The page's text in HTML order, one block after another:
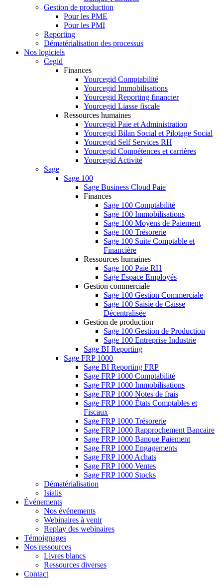
Gestion de production
Pour les PME
Pour les PMI
Reporting
Dématérialisation des processus
Nos logiciels
Cegid
Finances
Yourcegid Comptabilité
Yourcegid Immobilisations
Yourcegid Reporting financier
Yourcegid Liasse fiscale
Ressources humaines
Yourcegid Paie et Administration
Yourcegid Bilan Social et Pilotage Social
Yourcegid Self Services RH
Yourcegid Compétences et carrières
Yourcegid Activité
Sage
Sage 100
Sage Business Cloud Paie
Finances
Sage 100 Comptabilité
Sage 100 Immobilisations
Sage 100 Moyens de Paiement
Sage 100 Trésorerie
Sage 100 Suite Comptable et
Financière
Ressources humaines
Sage 100 Paie RH
Sage Espace Employés
Gestion commerciale
Sage 100 Gestion Commerciale
Sage 100 Saisie de Caisse
Décentralisée
Gestion de production
Sage 100 Gestion de Production
Sage 100 Entreprise Industrie
Sage BI Reporting
Sage FRP 1000
Sage BI Reporting FRP
Sage FRP 1000 Comptabilité
Sage FRP 1000 Immobilisations
Sage FRP 1000 Notes de frais
Sage FRP 1000 États Comptables et
Fiscaux
Sage FRP 1000 Trésorerie
Sage FRP 1000 Rapprochement Bancaire
Sage FRP 1000 Banque Paiement
Sage FRP 1000 Engagements
Sage FRP 1000 Achats
Sage FRP 1000 Ventes
Sage FRP 1000 Stocks
Dématérialisation
Isialis
Événements
Nos événements
Webinaires à venir
Replay des webinaires
Témoignages
Nos ressources
Livres blancs
Ressources diverses
Contact